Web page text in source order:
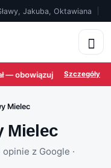
Jakuba, Oktawiana
— obowiązuje doSzczegóły
Mielec
Mielec
z Google ·